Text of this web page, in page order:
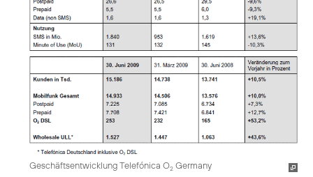
Geschäftsentwicklung Telefónica O2 Germany